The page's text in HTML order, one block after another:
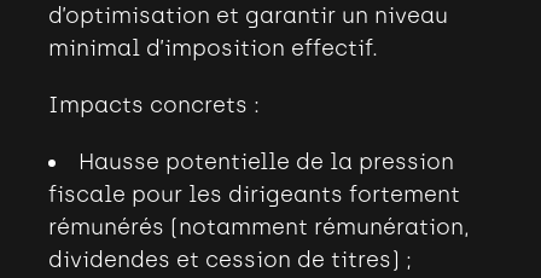
d’optimisation et garantir un niveau
minimal d’imposition effectif.
Impacts concrets :
Hausse potentielle de la pression
fiscale pour les dirigeants fortement
rémunérés (notamment rémunération,
dividendes et cession de titres) ;